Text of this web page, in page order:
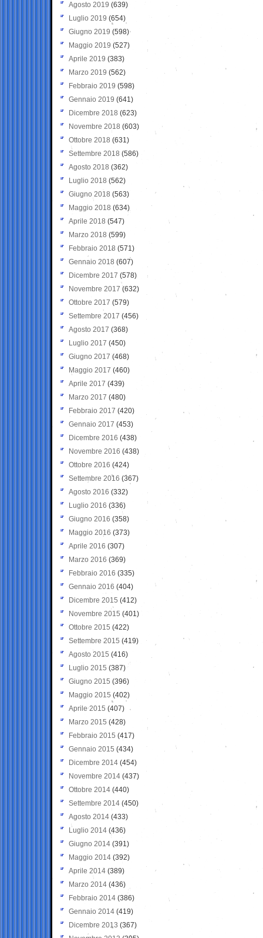
Agosto 2019 (639)
Luglio 2019 (654)
Giugno 2019 (598)
Maggio 2019 (527)
Aprile 2019 (383)
Marzo 2019 (562)
Febbraio 2019 (598)
Gennaio 2019 (641)
Dicembre 2018 (623)
Novembre 2018 (603)
Ottobre 2018 (631)
Settembre 2018 (586)
Agosto 2018 (362)
Luglio 2018 (562)
Giugno 2018 (563)
Maggio 2018 (634)
Aprile 2018 (547)
Marzo 2018 (599)
Febbraio 2018 (571)
Gennaio 2018 (607)
Dicembre 2017 (578)
Novembre 2017 (632)
Ottobre 2017 (579)
Settembre 2017 (456)
Agosto 2017 (368)
Luglio 2017 (450)
Giugno 2017 (468)
Maggio 2017 (460)
Aprile 2017 (439)
Marzo 2017 (480)
Febbraio 2017 (420)
Gennaio 2017 (453)
Dicembre 2016 (438)
Novembre 2016 (438)
Ottobre 2016 (424)
Settembre 2016 (367)
Agosto 2016 (332)
Luglio 2016 (336)
Giugno 2016 (358)
Maggio 2016 (373)
Aprile 2016 (307)
Marzo 2016 (369)
Febbraio 2016 (335)
Gennaio 2016 (404)
Dicembre 2015 (412)
Novembre 2015 (401)
Ottobre 2015 (422)
Settembre 2015 (419)
Agosto 2015 (416)
Luglio 2015 (387)
Giugno 2015 (396)
Maggio 2015 (402)
Aprile 2015 (407)
Marzo 2015 (428)
Febbraio 2015 (417)
Gennaio 2015 (434)
Dicembre 2014 (454)
Novembre 2014 (437)
Ottobre 2014 (440)
Settembre 2014 (450)
Agosto 2014 (433)
Luglio 2014 (436)
Giugno 2014 (391)
Maggio 2014 (392)
Aprile 2014 (389)
Marzo 2014 (436)
Febbraio 2014 (386)
Gennaio 2014 (419)
Dicembre 2013 (367)